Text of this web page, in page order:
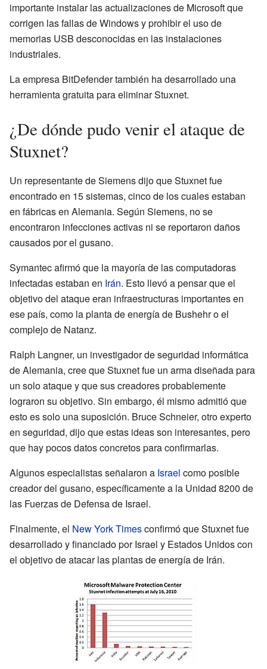
importante instalar las actualizaciones de Microsoft que
corrigen las fallas de Windows y prohibir el uso de
memorias USB desconocidas en las instalaciones
industriales.
La empresa BitDefender también ha desarrollado una
herramienta gratuita para eliminar Stuxnet.
¿De dónde pudo venir el ataque de
Stuxnet?
Un representante de Siemens dijo que Stuxnet fue
encontrado en 15 sistemas, cinco de los cuales estaban
en fábricas en Alemania. Según Siemens, no se
encontraron infecciones activas ni se reportaron daños
causados por el gusano.
Symantec afirmó que la mayoría de las computadoras
infectadas estaban en Irán. Esto llevó a pensar que el
objetivo del ataque eran infraestructuras importantes en
ese país, como la planta de energía de Bushehr o el
complejo de Natanz.
Ralph Langner, un investigador de seguridad informática
de Alemania, cree que Stuxnet fue un arma diseñada para
un solo ataque y que sus creadores probablemente
lograron su objetivo. Sin embargo, él mismo admitió que
esto es solo una suposición. Bruce Schneier, otro experto
en seguridad, dijo que estas ideas son interesantes, pero
que hay pocos datos concretos para confirmarlas.
Algunos especialistas señalaron a Israel como posible
creador del gusano, específicamente a la Unidad 8200 de
las Fuerzas de Defensa de Israel.
Finalmente, el New York Timesconfirmó que Stuxnet fue
desarrollado y financiado por Israel y Estados Unidos con
el objetivo de atacar las plantas de energía de Irán.